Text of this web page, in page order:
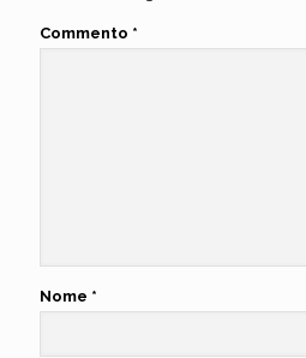
Commento *
Nome *